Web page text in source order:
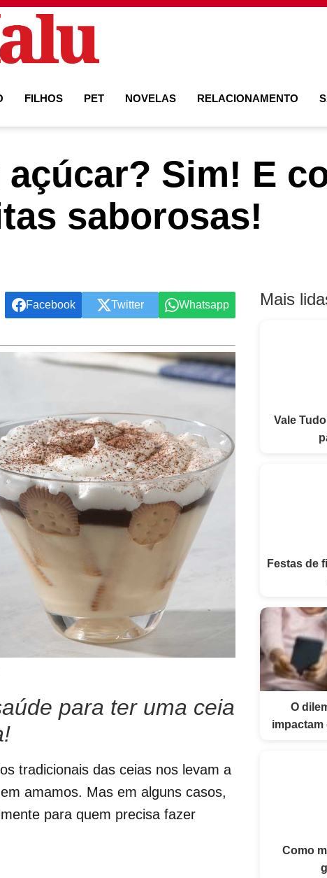
FILHOS PET NOVELAS RELACIONAMENTO
açúcar? Sim! E
saborosas!
Facebook Twitter Whatsapp
para ter uma ceia
tradicionais das ceias nos levam a
amamos. Mas em alguns casos,
para quem precisa fazer
Mais
Vale
Festas de
O
impactam
Como